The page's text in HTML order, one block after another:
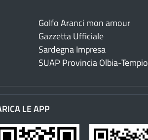
Golfo Aranci mon amour
Gazzetta Ufficiale
Sardegna Impresa
SUAP Provincia Olbia-Tempio
LE APP